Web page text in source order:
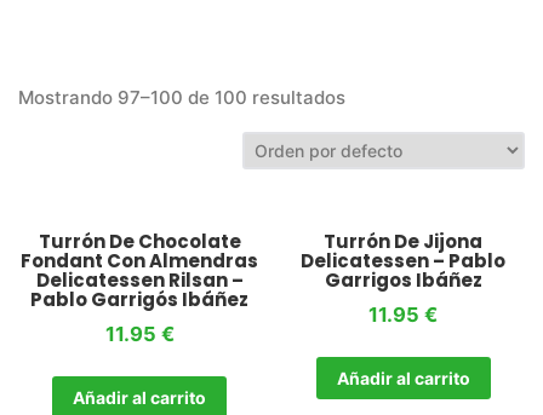
Mostrando 97–100 de 100 resultados
Turrón De Chocolate
Fondant Con Almendras
Delicatessen Rilsan –
Pablo Garrigós Ibáñez
11.95 €
Añadir al carrito
Turrón De Jijona
Delicatessen – Pablo
Garrigos Ibáñez
11.95€
Añadir al carrito